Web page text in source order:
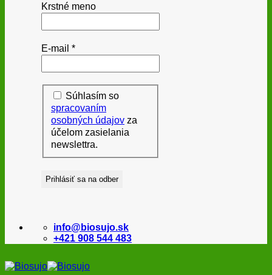
Krstné meno
E-mail *
Súhlasím so
spracovaním
osobných údajov za
účelom zasielania
newslettra.
info@biosujo.sk
+421 908 544 483